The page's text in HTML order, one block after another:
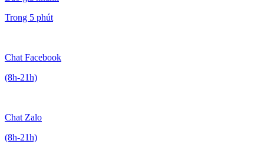
Trong 5 phút
Chat Facebook
(8h-21h)
Chat Zalo
(8h-21h)